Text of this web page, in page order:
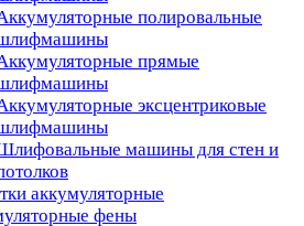
полировальные
прямые
эксцентриковые
машины для стен и
аккумуляторные
фены